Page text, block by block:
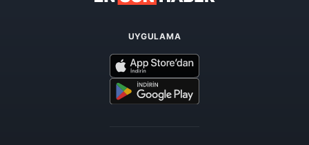
UYGULAMA